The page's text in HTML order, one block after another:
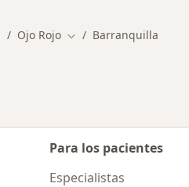
Ojo Rojo Cambiar de ciudad
Barranquilla
Para los pacientes
Especialistas